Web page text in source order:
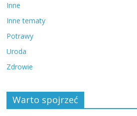
Inne
Inne tematy
Potrawy
Uroda
Zdrowie
Warto spojrzeć